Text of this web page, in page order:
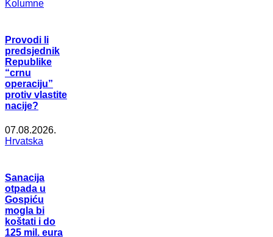
Kolumne
Provodi li
predsjednik
Republike
“crnu
operaciju”
protiv vlastite
nacije?
07.08.2026.
Hrvatska
Sanacija
otpada u
Gospiću
mogla bi
koštati i do
125 mil. eura